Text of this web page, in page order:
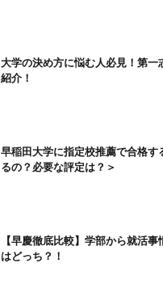
大学の決め方に悩む人必見！第一
紹介！
早稲田大学に指定校推薦で合格す
るの？必要な評定は？＞
【早慶徹底比較】学部から就活
はどっち？！